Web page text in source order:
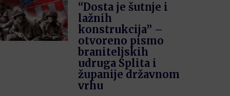
“Dosta je šutnje i
lažnih
konstrukcija” –
otvoreno pismo
braniteljskih
udruga Splita i
županije državnom
vrhu